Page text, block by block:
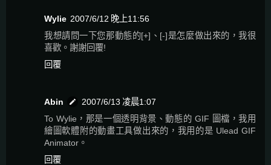
Wylie 2007/6/12 晚上11:56
我想請問一下您那動態的[+]、[-]是怎麼做出來的，我很
喜歡。謝謝回覆!
回覆
Abin
2007/6/13 凌晨1:07
To Wylie，那是一個透明背景、動態的 GIF 圖檔，我用
繪圖軟體附的動畫工具做出來的，我用的是 Ulead GIF
Animator。
回覆